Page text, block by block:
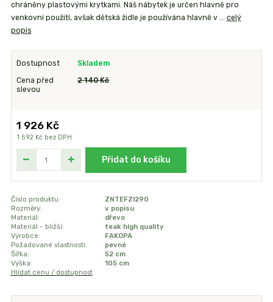
chráněny plastovými krytkami. Náš nábytek je určen hlavně pro
venkovní použití, avšak dětská židle je používána hlavně v ... celý
popis
Dostupnost Skladem
Cena před
slevou
2 140 Kč
1 926 Kč
1 592 Kč bez DPH
Přidat do košíku
Číslo produktu:
ZNTEFZI290
Rozměry:
v popisu
Materiál:
dřevo
Materiál - bližší:
teak high quality
Výrobce:
FAKOPA
Požadované vlastnosti:
pevné
Šířka:
52 cm
Výška:
105 cm
Hlídat cenu / dostupnost